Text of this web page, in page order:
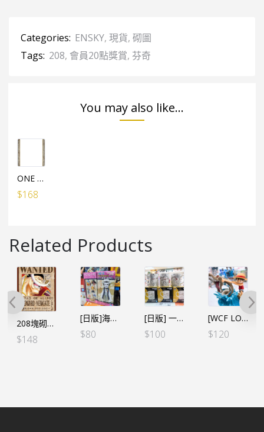
Categories: ENSKY, 現貨, 砌圖
Tags: 208, 會員20點獎賞, 芬奇
You may also like...
ONE PIECE水晶砌圖（208塊）專用框架
$168
Related Products
208塊砌圖 新懸賞令 白鬍子
$148
[日版]海賊王WCF -和之國鬼島篇- VOL.6 -CP0
$80
[日版] 一番賞 海賊王vol.100 K賞 馬克杯
$100
[WCF LOG STORIES] 海賊王 VOL.2 路飛VS近海之王（行）
$120